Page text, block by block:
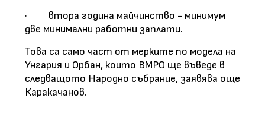
·
втора година майчинство - минимум
две минимални работни заплати.
Това са само част от мерките по модела на
Унгария и Орбан, които ВМРО ще въведе в
следващото Народно събрание, заявява още
Каракачанов.